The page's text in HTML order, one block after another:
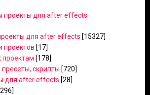
проекты для after effects
для after effects [15327]
проектов [17]
проектам [178]
пресеты, скрипты [720]
для after effects [28]